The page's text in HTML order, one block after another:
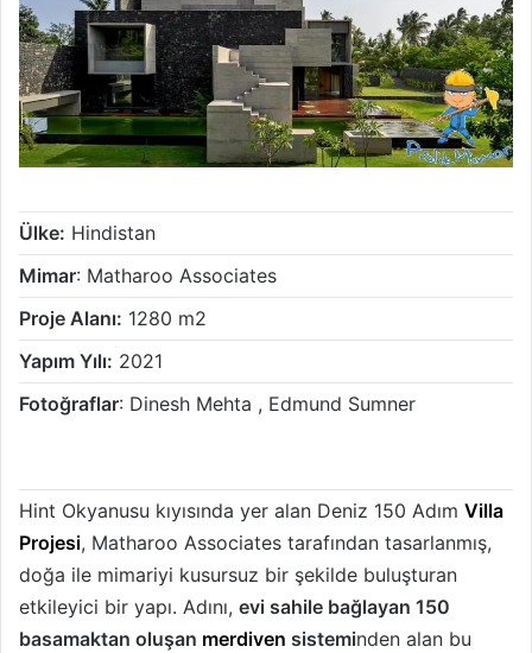
Ülke: Hindistan
Mimar: Matharoo Associates
Proje Alanı: 1280 m2
Yapım Yılı: 2021
Fotoğraflar: Dinesh Mehta , Edmund Sumner
Hint Okyanusu kıyısında yer alan Deniz 150 Adım Villa
Projesi, Matharoo Associates tarafından tasarlanmış,
doğa ile mimariyi kusursuz bir şekilde buluşturan
etkileyici bir yapı. Adını, evi sahile bağlayan 150
basamaktan oluşan merdiven sisteminden alan bu